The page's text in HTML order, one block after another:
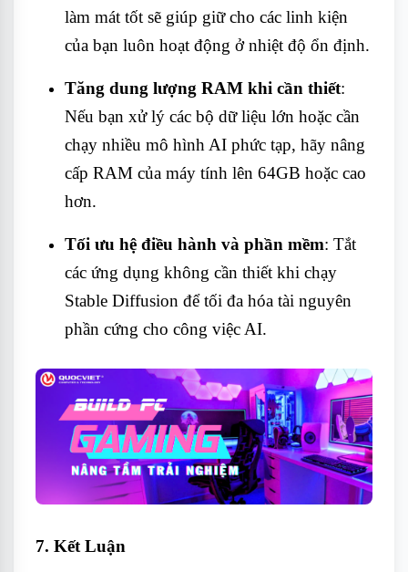
làm mát tốt sẽ giúp giữ cho các linh kiện
của bạn luôn hoạt động ở nhiệt độ ổn định.
Tăng dung lượng RAM khi cần thiết:
Nếu bạn xử lý các bộ dữ liệu lớn hoặc cần
chạy nhiều mô hình AI phức tạp, hãy nâng
cấp RAM của máy tính lên 64GB hoặc cao
hơn.
Tối ưu hệ điều hành và phần mềm: Tắt
các ứng dụng không cần thiết khi chạy
Stable Diffusion để tối đa hóa tài nguyên
phần cứng cho công việc AI.
7. Kết Luận